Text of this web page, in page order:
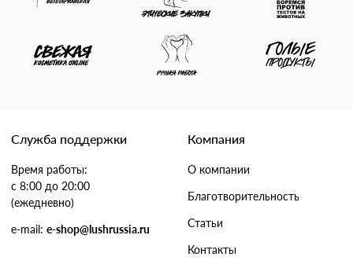
Служба поддержки
Время работы:
с 8:00 до 20:00
(ежедневно)
e-mail: e-shop@lushrussia.ru
Компания
О компании
Благотворительность
Статьи
Контакты